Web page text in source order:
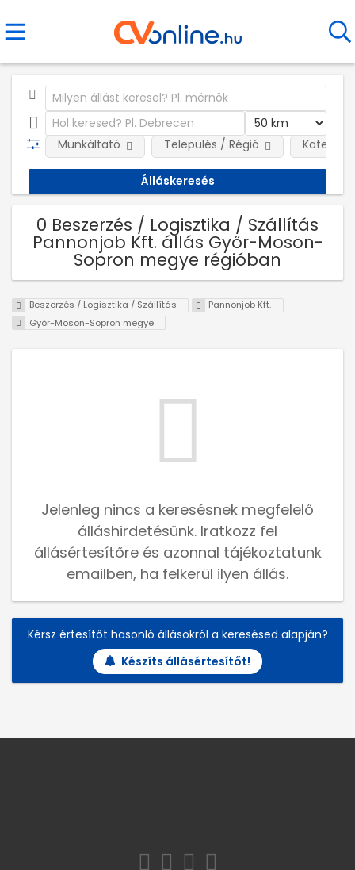
Munkáltató Település / Régió
0 Beszerzés / Logisztika / Szállítás
Pannonjob Kft. állás Győr-Moson-
Sopron megye régióban
Beszerzés / Logisztika / Szállítás
Pannonjob Kft.
Győr-Moson-Sopron megye
Jelenleg nincs a keresésnek megfelelő
álláshirdetésünk. Iratkozz fel
állásértesítőre és azonnal tájékoztatunk
emailben, ha felkerül ilyen állás.
Kérsz értesítőt hasonló állásokról a keresésed alapján?
Készíts állásértesítőt!